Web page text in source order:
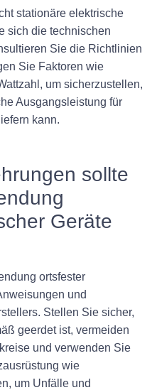
stationäre elektrische
sich die technischen
Sie die Richtlinien
Sie Faktoren wie
um sicherzustellen,
Ausgangsleistung für
kann.
sollte
Geräte
ortsfester
und
Stellen Sie sicher,
geerdet ist, vermeiden
und verwenden Sie
wie
um Unfälle und